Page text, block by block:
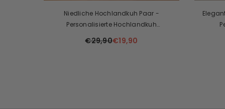
Niedliche Hochlandkuh Paar -
Personalisierte Hochlandkuh
€29,90€19,90